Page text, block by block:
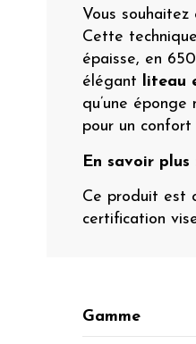
Vous souhaitez
Cette
épaisse, en
élégant liteau
qu’une
pour un confort
En savoir plus
Ce produit est
certification
Gamme